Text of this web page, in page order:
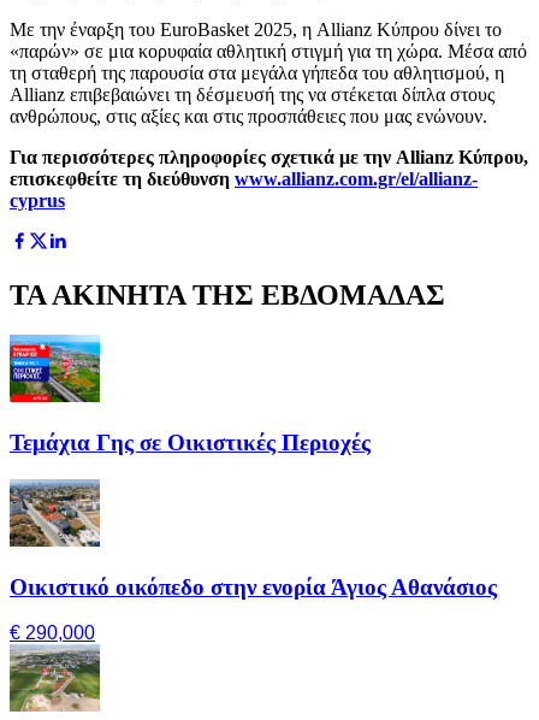
Με την έναρξη του EuroBasket 2025, η Allianz Κύπρου δίνει το
«παρών» σε μια κορυφαία αθλητική στιγμή για τη χώρα. Μέσα από
τη σταθερή της παρουσία στα μεγάλα γήπεδα του αθλητισμού, η
Allianz επιβεβαιώνει τη δέσμευσή της να στέκεται δίπλα στους
ανθρώπους, στις αξίες και στις προσπάθειες που μας ενώνουν.
Για περισσότερες πληροφορίες σχετικά με την Allianz Κύπρου,
επισκεφθείτε τη διεύθυνση www.allianz.com.gr/el/allianz-
cyprus
ΤΑ ΑΚΙΝΗΤΑ ΤΗΣ ΕΒΔΟΜΑΔΑΣ
Τεμάχια Γης σε Οικιστικές Περιοχές
Οικιστικό οικόπεδο στην ενορία Άγιος Αθανάσιος
€ 290,000